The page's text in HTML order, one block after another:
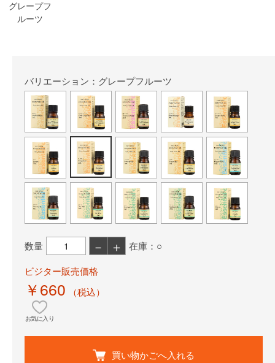
グレープフ
ルーツ
バリエーション：グレープフルーツ
数量 － ＋
在庫：○
ビジター販売価格
￥660 （税込）
お気に入り
買い物かごへ入れる